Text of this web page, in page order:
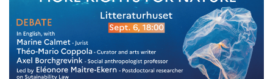
SEPTENTRIONALES
Søk
etter: